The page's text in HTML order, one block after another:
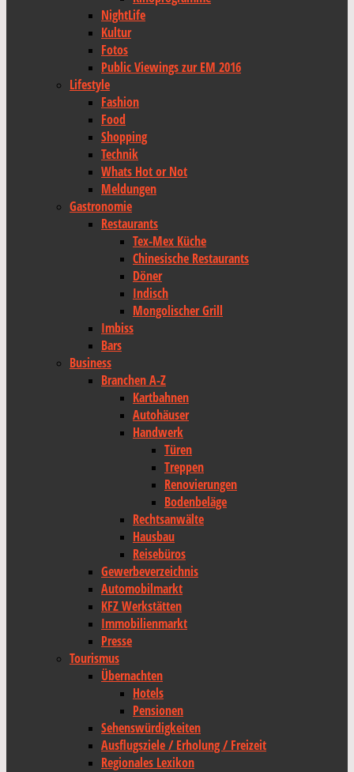
NightLife
Kultur
Fotos
Public Viewings zur EM 2016
Lifestyle
Fashion
Food
Shopping
Technik
Whats Hot or Not
Meldungen
Gastronomie
Restaurants
Tex-Mex Küche
Chinesische Restaurants
Döner
Indisch
Mongolischer Grill
Imbiss
Bars
Business
Branchen A-Z
Kartbahnen
Autohäuser
Handwerk
Türen
Treppen
Renovierungen
Bodenbeläge
Rechtsanwälte
Hausbau
Reisebüros
Gewerbeverzeichnis
Automobilmarkt
KFZ Werkstätten
Immobilienmarkt
Presse
Tourismus
Übernachten
Hotels
Pensionen
Sehenswürdigkeiten
Ausflugsziele / Erholung / Freizeit
Regionales Lexikon